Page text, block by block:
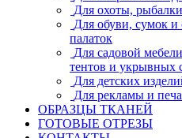
Для охоты,
Для обуви, сумок и
палаток
Для садовой
тентов и укрывных
Для детских
Для рекламы и
ОБРАЗЦЫ ТКАНЕЙ
ГОТОВЫЕ ОТРЕЗЫ